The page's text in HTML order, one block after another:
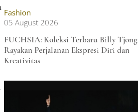
Fashion
05 August 2026
FUCHSIA: Koleksi Terbaru Billy Tjong
Rayakan Perjalanan Ekspresi Diri dan
Kreativitas